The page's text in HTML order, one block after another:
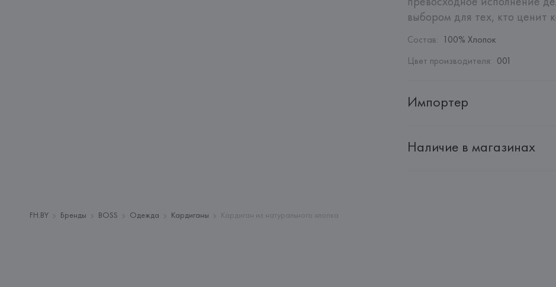
выбором для тех, кто ценит
Состав: 100% Хлопок
Цвет производителя: 001
Импортер
Адрес: Республика Беларусь,
Наличие в магазинах
FH.BY Бренды BOSS Одежда Кардиганы Кардиган из натурального хлопка